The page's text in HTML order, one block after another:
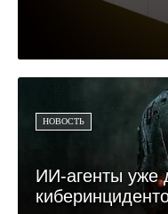
НОВОСТЬ
ИИ-агенты уже